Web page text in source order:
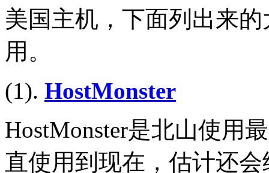
美国主机，下面列出来
用。
(1). HostMonster
HostMonster是北山使用
直使用到现在，估计还